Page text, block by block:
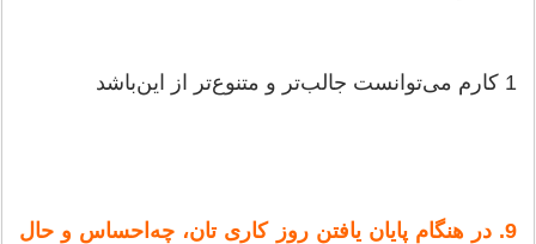
1 كارم‌ می‌توانست‌ جالب‌تر و متنوع‌تر از این‌باشد
9. در هنگام‌ پایان‌ یافتن‌ روز كاری‌ تان‌، چه‌احساس‌ و حال‌